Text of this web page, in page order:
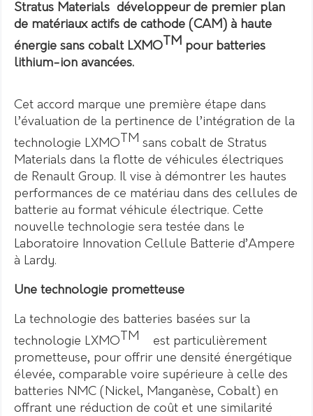
Stratus Materials développeur de premier plan
de matériaux actifs de cathode (CAM) à haute
énergie sans cobalt LXMO TM pour batteries
lithium-ion avancées.
Cet accord marque une première étape dans
l’évaluation de la pertinence de l’intégration de la
technologie LXMO TM sans cobalt de Stratus
Materials dans la flotte de véhicules électriques
de Renault Group. Il vise à démontrer les hautes
performances de ce matériau dans des cellules de
batterie au format véhicule électrique. Cette
nouvelle technologie sera testée dans le
Laboratoire Innovation Cellule Batterie d’Ampere
à Lardy.
Une technologie prometteuse
La technologie des batteries basées sur la
technologie LXMO TM est particulièrement
prometteuse, pour offrir une densité énergétique
élevée, comparable voire supérieure à celle des
batteries NMC (Nickel, Manganèse, Cobalt) en
offrant une réduction de coût et une similarité